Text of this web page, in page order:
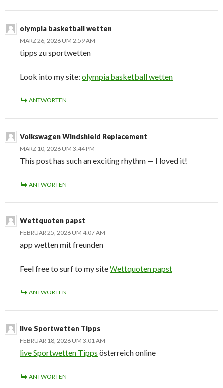
olympia basketball wetten
MÄRZ 26, 2026 UM 2:59 AM
tipps zu sportwetten
Look into my site: olympia basketball wetten
ANTWORTEN
Volkswagen Windshield Replacement
MÄRZ 10, 2026 UM 3:44 PM
This post has such an exciting rhythm — I loved it!
ANTWORTEN
Wettquoten papst
FEBRUAR 25, 2026 UM 4:07 AM
app wetten mit freunden
Feel free to surf to my siteWettquoten papst
ANTWORTEN
live Sportwetten Tipps
FEBRUAR 18, 2026 UM 3:01 AM
live Sportwetten Tipps österreich online
ANTWORTEN